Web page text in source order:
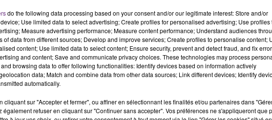
UN FEU DE REMORQUE BLOQUE LA
CIRCULATION DANS LES ARDENNES
Un feu de remorque s'est déclaré ce mercredi
en fin de matinée sur l'A34.
do the following data processing based on your consent and/or our legitimate interest: Store and/or
Use limited data to select advertising; Create profiles for personalised advertising; Use profiles
Measure advertising performance; Measure content performance; Understand audiences
of data from different sources; Develop and improve services; Create profiles to personalise content;
content; Use limited data to select content; Ensure security, prevent and detect fraud, and fix
and content; Save and communicate privacy choices. These technologies may process
browsing data to offer following functionalities: Identify devices based on information actively
data; Match and combine data from other data sources; Link different devices; Identify
automatically.
cliquant sur "Accepter et fermer", ou affiner en sélectionnant les finalités et/ou partenaires dans
également refuser en cliquant sur "Continuer sans accepter". Vos préférences ne s'appliqueront que